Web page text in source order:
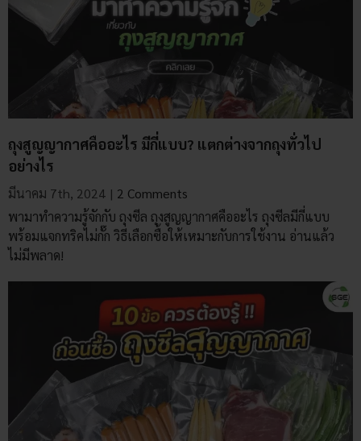
ถุงสูญญากาศคืออะไร มีกี่แบบ? แตกต่างจากถุงทั่วไป
อย่างไร
มีนาคม 7th, 2024 | 2 Comments
พามาทำความรู้จักกับ ถุงซีล ถุงสูญญากาศคืออะไร ถุงซีลมีกี่แบบ
พร้อมแจกทริคไม่กั๊ก วิธีเลือกซื้อให้เหมาะกับการใช้งาน อ่านแล้ว
ไม่มีพลาด!